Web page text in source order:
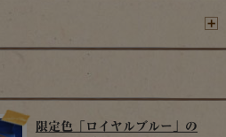
限定色「ロイヤルブルー」の